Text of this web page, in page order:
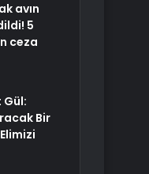
avın
5
ceza
Gül:
Bir